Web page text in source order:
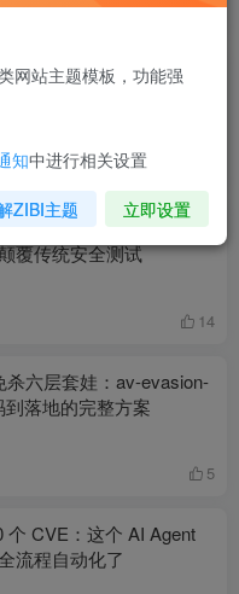
12
渗透测试全流程：这款AI
用 AI 做代码审计：这款开
覆传统安全测试
14
杀六层套娃：av-evasion-
落地的完整方案
5
个 CVE：这个 AI Agent
流程自动化了
网站主题模板，功能强
知中进行相关设置
ZIBI主题 立即设置